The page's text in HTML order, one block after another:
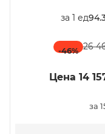
за 1 ед
-46% 26
Цена 14
за